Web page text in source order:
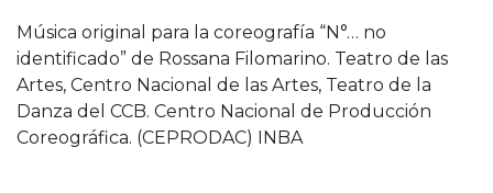
Música original para la coreografía “N°… no
identificado” de Rossana Filomarino. Teatro de las
Artes, Centro Nacional de las Artes, Teatro de la
Danza del CCB. Centro Nacional de Producción
Coreográfica. (CEPRODAC) INBA